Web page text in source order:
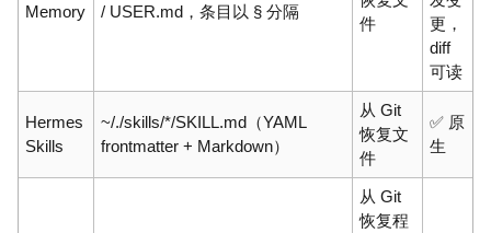
Memory
/ USER.md，条目以 § 分隔
件
更，
diff
可读
Hermes
Skills
~/./skills/*/SKILL.md（YAML
frontmatter + Markdown）
从 Git
恢复文
件
✅ 原
生
从 Git
恢复程